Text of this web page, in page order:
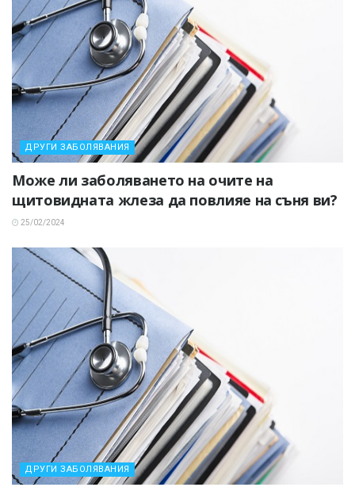
ДРУГИ ЗАБОЛЯВАНИЯ
Може ли заболяването на очите на
щитовидната жлеза да повлияе на съня ви?
25/02/2024
ДРУГИ ЗАБОЛЯВАНИЯ